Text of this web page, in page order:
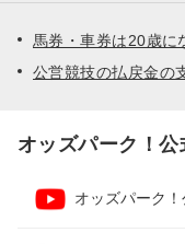
馬券・車券は20歳に
公営競技の払戻金の
オッズパーク！公
オッズパーク